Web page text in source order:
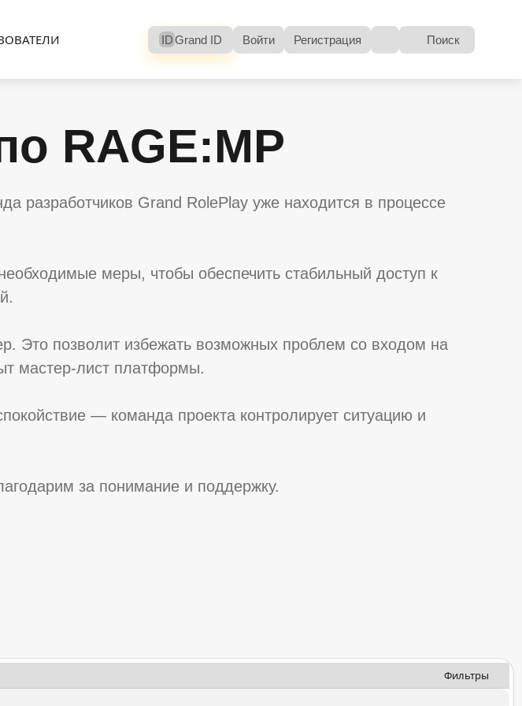
IDGrand ID Войти Регистрация Поиск
RAGE:MP
разработчиков Grand RolePlay уже находится в процессе
меры, чтобы обеспечить стабильный доступ к
Это позволит избежать возможных проблем со входом на
мастер-лист платформы.
— команда проекта контролирует ситуацию и
за понимание и поддержку.
Фильтры